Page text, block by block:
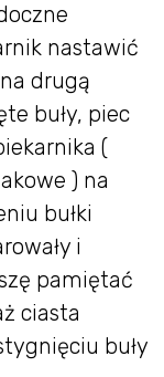
nastawić
drugą
buły, piec
(
) na
bułki
i
pamiętać
ciasta
buły